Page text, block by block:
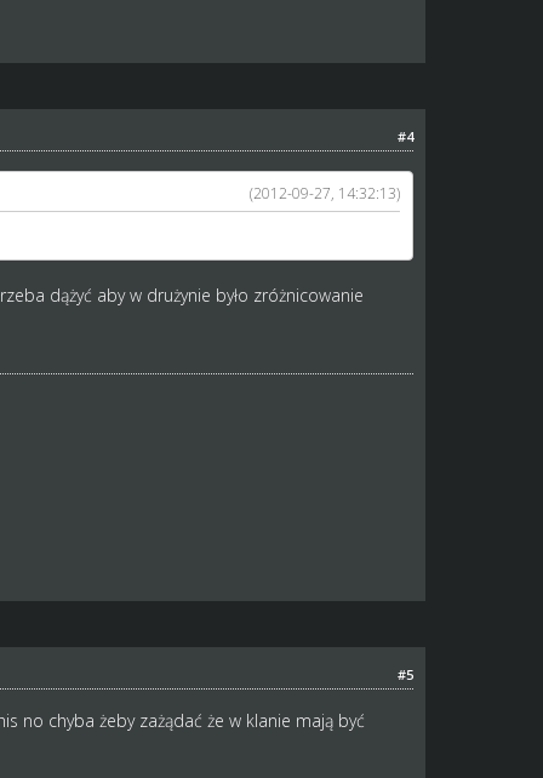
#4
(2012-09-27, 14:32:13)
dążyć aby w drużynie było zróżnicowanie
#5
no chyba żeby zażądać że w klanie mają być